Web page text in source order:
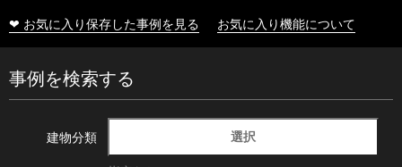
❤ お気に入り保存した事例を見る お気に入り機能について
事例を検索する
建物分類 選択